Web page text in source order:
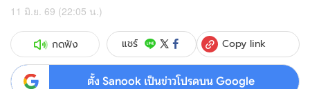
11 มิ.ย. 69 (22:05 น.)
กดฟัง แชร์ Copy link
ตั้ง Sanook เป็นข่าวโปรดบน Google